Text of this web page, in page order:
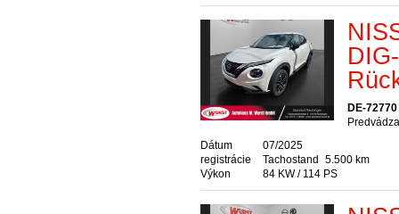
DE-
Dátum
registrácie
07/2025
Tachostand
5.500 km
Výkon
84 KW / 114 PS